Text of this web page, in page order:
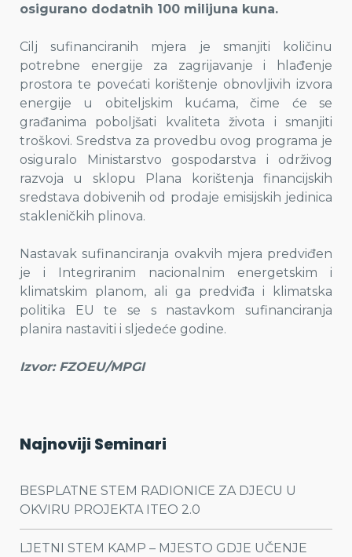
osigurano dodatnih 100 milijuna kuna.
Cilj sufinanciranih mjera je smanjiti količinu
potrebne energije za zagrijavanje i hlađenje
prostora te povećati korištenje obnovljivih izvora
energije u obiteljskim kućama, čime će se
građanima poboljšati kvaliteta života i smanjiti
troškovi. Sredstva za provedbu ovog programa je
osiguralo Ministarstvo gospodarstva i održivog
razvoja u sklopu Plana korištenja financijskih
sredstava dobivenih od prodaje emisijskih jedinica
stakleničkih plinova.
Nastavak sufinanciranja ovakvih mjera predviđen
je i Integriranim nacionalnim energetskim i
klimatskim planom, ali ga predviđa i klimatska
politika EU te se s nastavkom sufinanciranja
planira nastaviti i sljedeće godine.
Izvor: FZOEU/MPGI
Najnoviji Seminari
BESPLATNE STEM RADIONICE ZA DJECU U
OKVIRU PROJEKTA ITEO 2.0
LJETNI STEM KAMP – MJESTO GDJE UČENJE